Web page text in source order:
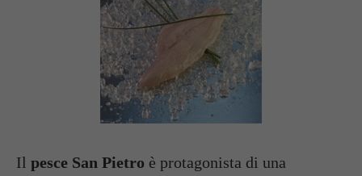
Il pesce San Pietro è protagonista di una